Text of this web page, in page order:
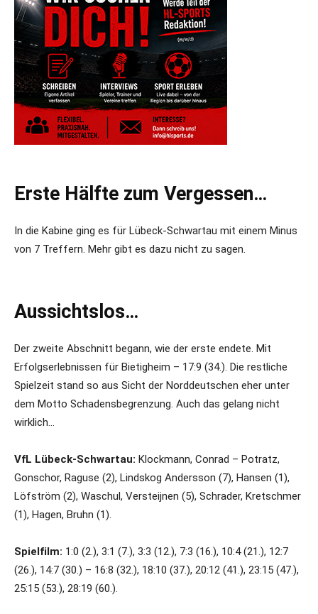
Erste Hälfte zum Vergessen…
In die Kabine ging es für Lübeck-Schwartau mit einem Minus
von 7 Treffern. Mehr gibt es dazu nicht zu sagen.
Aussichtslos…
Der zweite Abschnitt begann, wie der erste endete. Mit
Erfolgserlebnissen für Bietigheim – 17:9 (34.). Die restliche
Spielzeit stand so aus Sicht der Norddeutschen eher unter
dem Motto Schadensbegrenzung. Auch das gelang nicht
wirklich…
VfL Lübeck-Schwartau: Klockmann, Conrad – Potratz,
Gonschor, Raguse (2), Lindskog Andersson (7), Hansen (1),
Löfström (2), Waschul, Versteijnen (5), Schrader, Kretschmer
(1), Hagen, Bruhn (1).
Spielfilm: 1:0 (2.), 3:1 (7.), 3:3 (12.), 7:3 (16.), 10:4 (21.), 12:7
(26.), 14:7 (30.) – 16:8 (32.), 18:10 (37.), 20:12 (41.), 23:15 (47.),
25:15 (53.), 28:19 (60.).